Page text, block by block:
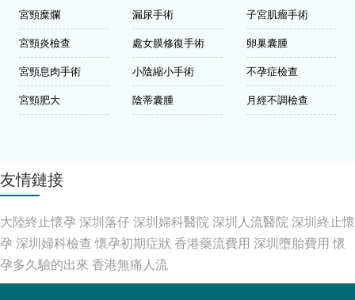
宮頸糜爛
宮頸炎檢查
宮頸息肉手術
宮頸肥大
漏尿手術
處女膜修復手術
小陰縮小手術
陰蒂囊腫
子宮肌瘤手術
卵巢囊腫
不孕症檢查
月經不調檢查
友情鏈接
大陸終止懷孕 深圳落仔深圳婦科醫院深圳人流醫院深圳終止懷
孕 深圳婦科檢查 懷孕初期症狀 香港藥流費用 深圳墮胎費用 懷
孕多久驗的出來 香港無痛人流